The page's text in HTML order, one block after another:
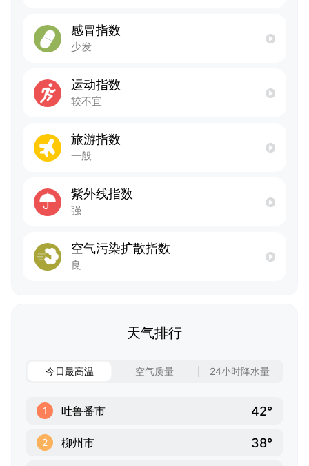
感冒指数
少发
运动指数
较不宜
旅游指数
一般
紫外线指数
强
空气污染扩散指数
良
天气排行
今日最高温 空气质量 24小时降水量
1 吐鲁番市 42°
2 柳州市 38°